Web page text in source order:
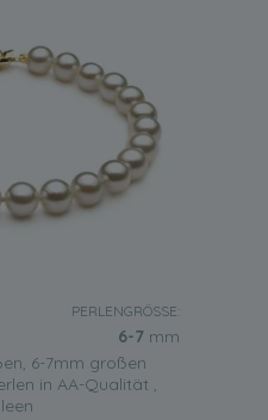
PERLENGRÖSSE:
6-7 mm
6-7mm großen
in AA-Qualität ,